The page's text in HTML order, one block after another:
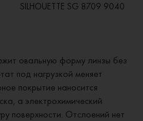
SILHOUETTE SG 8709 9040
овальную форму линзы без
под нагрузкой меняет
покрытие наносится
а электрохимический
поверхности. Отслоений нет